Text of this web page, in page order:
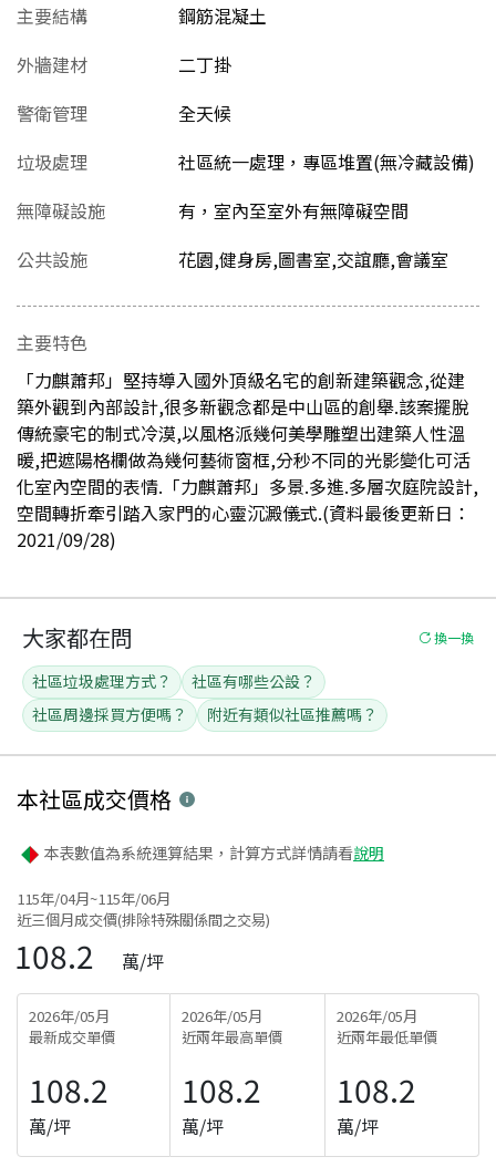
主要結構
鋼筋混凝土
外牆建材
二丁掛
警衛管理
全天候
垃圾處理
社區統一處理，專區堆置(無冷藏設備)
無障礙設施
有，室內至室外有無障礙空間
公共設施
花園,健身房,圖書室,交誼廳,會議室
主要特色
「力麒蕭邦」堅持導入國外頂級名宅的創新建築觀念,從建
築外觀到內部設計,很多新觀念都是中山區的創舉.該案擺脫
傳統豪宅的制式冷漠,以風格派幾何美學雕塑出建築人性溫
暖,把遮陽格欄做為幾何藝術窗框,分秒不同的光影變化可活
化室內空間的表情.「力麒蕭邦」多景.多進.多層次庭院設計,
空間轉折牽引踏入家門的心靈沉澱儀式.(資料最後更新日：
2021/09/28)
大家都在問 換一換
社區垃圾處理方式？
社區有哪些公設？
社區周邊採買方便嗎？
附近有類似社區推薦嗎？
本社區成交價格
本表數值為系統運算結果，計算方式詳情請看說明
115年/04月~115年/06月
近三個月成交價(排除特殊關係間之交易)
108.2 萬/坪
2026年/05月
最新成交單價
108.2
萬/坪
2026年/05月
近兩年最高單價
108.2
萬/坪
2026年/05月
近兩年最低單價
108.2
萬/坪